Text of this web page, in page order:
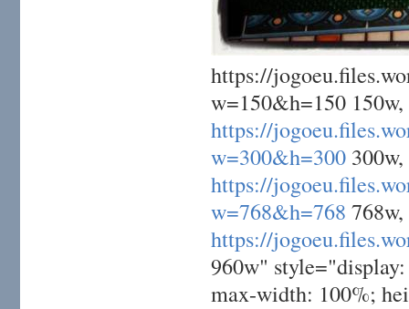
https://
w=150&h=150 150w,
https://
w=300&h=300 300w,
https://
w=768&h=768 768w,
https://
960w"
max-width: 100%;